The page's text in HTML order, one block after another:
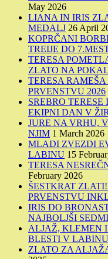
May 2026
LIANA IN IRIS
MEDALJ 26 April
KOPRČANI
TREIJE DO
TERESA
ZLATO NA
TERESA
PRVENSTVU 2026
SREBRO
EKIPNI DAN V
JURE NA VRHU,
NJIM 1 March 2026
MLADI ZVEZDI
LABINU 15
TERESA
February 2026
ŠESTKRAT
PRVENSTVU
IRIS DO
NAJBOLJŠI
ALJAŽ, KLEMEN
BLESTI V LABINU
ZLATO ZA